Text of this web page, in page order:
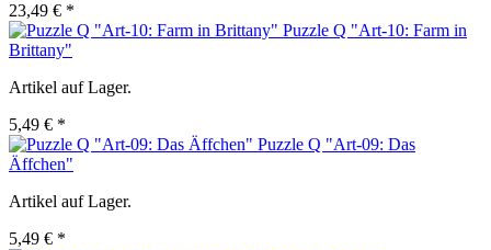
23,49 € *
Puzzle Q "Art-10: Farm in
Brittany"
Artikel auf Lager.
5,49 € *
Puzzle Q "Art-09: Das
Äffchen"
Artikel auf Lager.
5,49 € *